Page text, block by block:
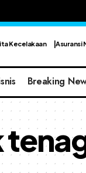
Kecelakaan Asuransi
Breaking